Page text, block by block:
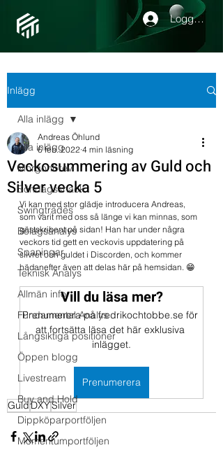
Logga in
Inlägg
Alla inlägg
Morgonbrev
Söndagssnack
Swingtrades
Bolagsanalys
Spaningar
Teknisk Analys
Allmän info
Fundamental Analys
Långsiktiga positioner
Öppen blogg
Livestream
Buy and Hold
Dippköparportföljen
Momentumportföljen
Alla inlägg
Veckosummering av Guld och
Silver vecka 5
Andreas Öhlund
6 feb. 2022 4 min läsning
Vi kan med stor glädje introducera Andreas,
som varit med oss så länge vi kan minnas, som
gästskribent på sidan! Han har under några
veckors tid gett en veckovis uppdatering på
silvret och guldet i Discorden, och kommer
hädanefter även att delas här på hemsidan. 😁
Vill du läsa mer?
Prenumerera på fredrikochtobbe.se för
att fortsätta läsa det här exklusiva
inlägget.
Prenumerera
GuldDXYSilver